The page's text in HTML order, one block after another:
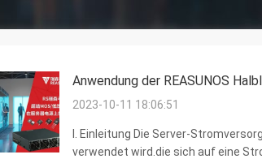
Anwendung der REASUNOS
2023-10-11 18:06:51
I. Einleitung Die Server-
verwendet wird.die sich auf eine